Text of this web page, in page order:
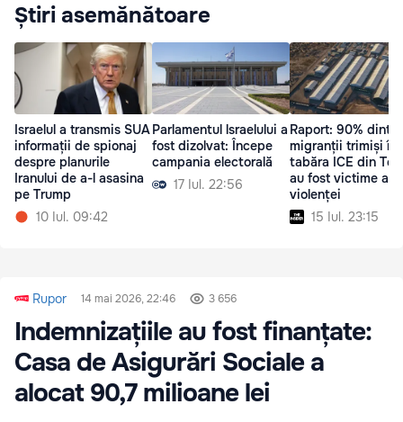
Știri asemănătoare
Israelul a transmis SUA
informații de spionaj
despre planurile
Iranului de a-l asasina
pe Trump
10 Iul. 09:42
Parlamentul lsraelului a
fost dizolvat: Începe
campania electorală
17 Iul. 22:56
Raport: 90% dintre
migranții trimiși în
tabăra ICE din
au fost victime ale
violenței
15 Iul. 23:15
Rupor 14 mai 2026, 22:46 3 656
Indemnizațiile au fost finanțate:
Casa de Asigurări Sociale a
alocat 90,7 milioane lei